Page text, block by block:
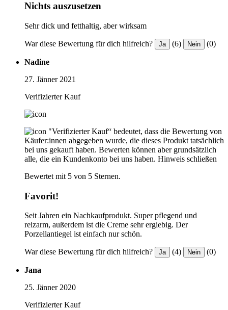
Nichts auszusetzen
Sehr dick und fetthaltig, aber wirksam
War diese Bewertung für dich hilfreich? Ja (6) Nein (0)
Nadine
27. Jänner 2021
Verifizierter Kauf
"Verifizierter Kauf“ bedeutet, dass die Bewertung von
Käufer:innen abgegeben wurde, die dieses Produkt tatsächlich
bei uns gekauft haben. Bewerten können aber grundsätzlich
alle, die ein Kundenkonto bei uns haben. Hinweis schließen
Bewertet mit 5 von 5 Sternen.
Favorit!
Seit Jahren ein Nachkaufprodukt. Super pflegend und
reizarm, außerdem ist die Creme sehr ergiebig. Der
Porzellantiegel ist einfach nur schön.
War diese Bewertung für dich hilfreich? Ja (4) Nein (0)
Jana
25. Jänner 2020
Verifizierter Kauf